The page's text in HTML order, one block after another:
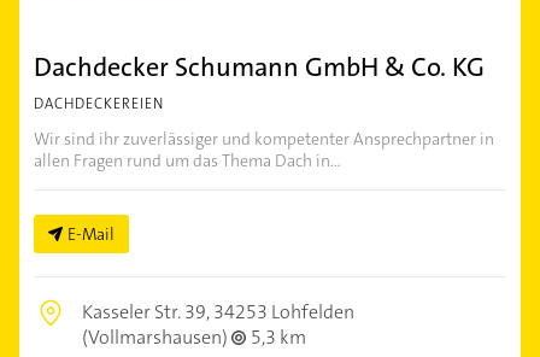
Dachdecker Schumann GmbH & Co. KG
DACHDECKEREIEN
Wir sind ihr zuverlässiger und kompetenter Ansprechpartner in
allen Fragen rund um das Thema Dach in...
E-Mail
Kasseler Str. 39,34253 Lohfelden
(Vollmarshausen)
5,3 km